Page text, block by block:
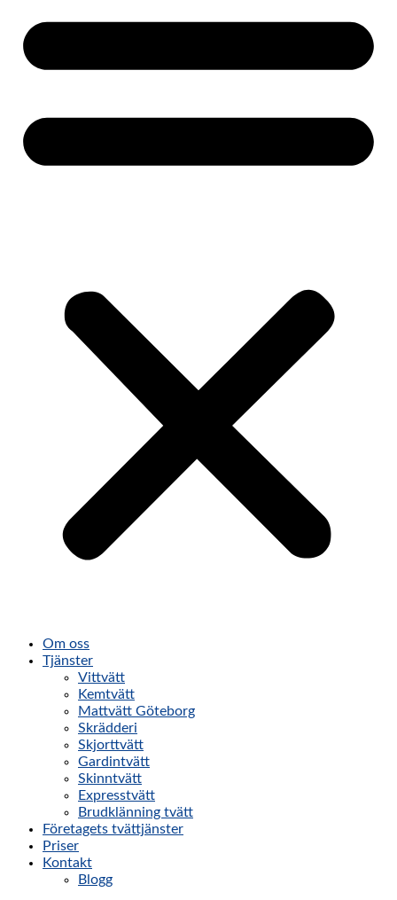
Om oss
Tjänster
Vittvätt
Kemtvätt
Mattvätt Göteborg
Skrädderi
Skjorttvätt
Gardintvätt
Skinntvätt
Expresstvätt
Brudklänning tvätt
Företagets tvättjänster
Priser
Kontakt
Blogg